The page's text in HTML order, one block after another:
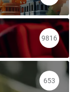
9816
653